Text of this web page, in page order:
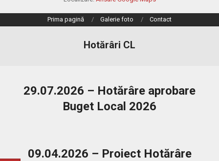
Prima pagină Galerie foto Contact
Hotărâri CL
29.07.2026 – Hotărâre aprobare
Buget Local 2026
09.04.2026 – Proiect Hotărâre